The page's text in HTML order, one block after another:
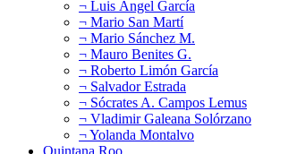
¬ Luis Ángel García
¬ Mario San Martí
¬ Mario Sánchez M.
¬ Mauro Benites G.
¬ Roberto Limón García
¬ Salvador Estrada
¬ Sócrates A. Campos Lemus
¬ Vladimir Galeana Solórzano
¬ Yolanda Montalvo
Quintana Roo